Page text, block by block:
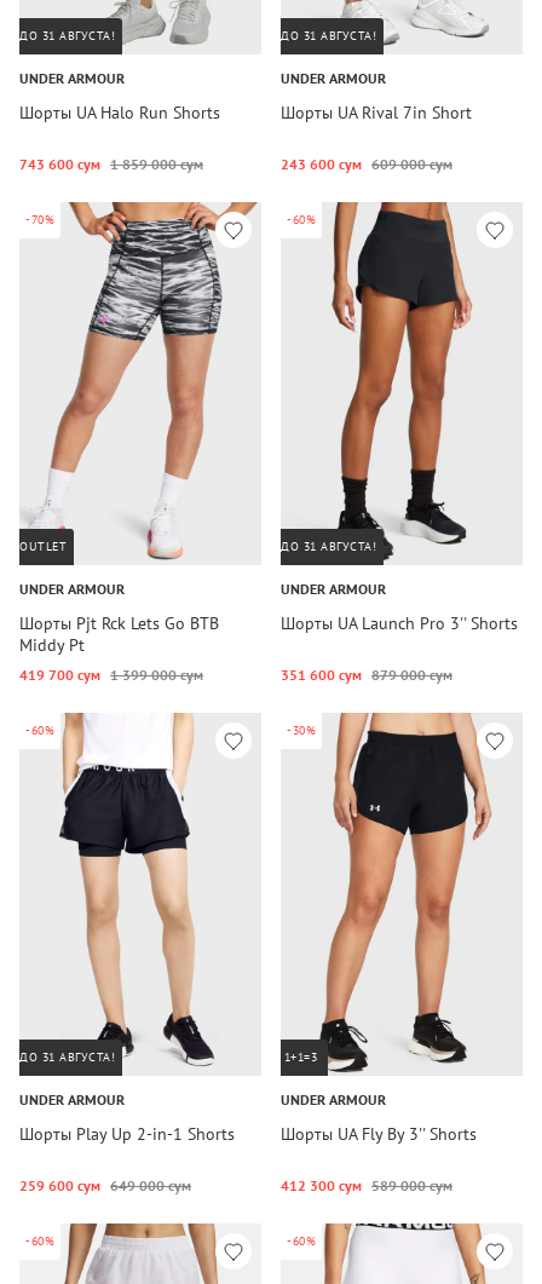
ДО 31 АВГУСТА!
UNDER ARMOUR
Шорты UA Halo Run Shorts
743 600 сум 1 859 000 сум
ДО 31 АВГУСТА!
UNDER ARMOUR
Шорты UA Rival 7in Short
243 600 сум 609 000 сум
-70%
OUTLET
UNDER ARMOUR
Шорты Pjt Rck Lets Go BTB
Middy Pt
419 700 сум 1 399 000 сум
-60%
ДО 31 АВГУСТА!
UNDER ARMOUR
Шорты UA Launch Pro 3'' Shorts
351 600 сум 879 000 сум
-60%
ДО 31 АВГУСТА!
UNDER ARMOUR
Шорты Play Up 2-in-1 Shorts
259 600 сум 649 000 сум
-30%
1+1=3
UNDER ARMOUR
Шорты UA Fly By 3'' Shorts
412 300 сум 589 000 сум
-60% -60%